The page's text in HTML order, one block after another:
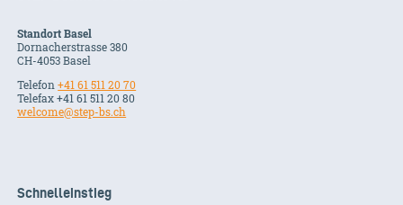
Standort Basel
Dornacherstrasse 380
CH-4053Basel
Telefon+41 61 511 20 70
Telefax +41 61 511 20 80
welcome@step-bs.ch
Schnelleinstieg